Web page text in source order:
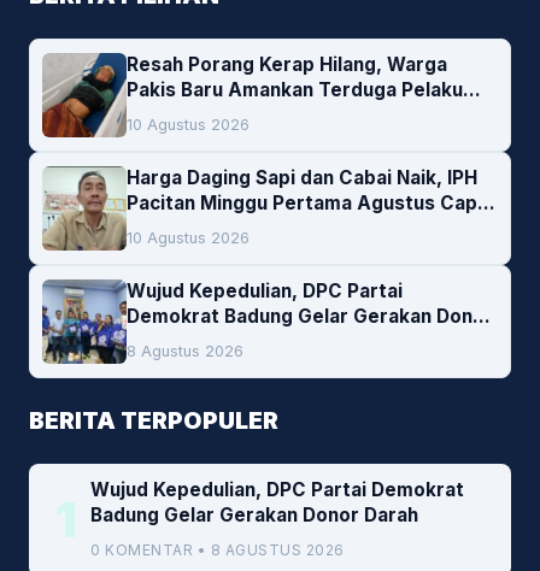
Resah Porang Kerap Hilang, Warga
Pakis Baru Amankan Terduga Pelaku
Pencurian
10 Agustus 2026
Harga Daging Sapi dan Cabai Naik, IPH
Pacitan Minggu Pertama Agustus Capai
1,66 Persen. Ini Penjelasan Kabag Ayub
10 Agustus 2026
Wujud Kepedulian, DPC Partai
Demokrat Badung Gelar Gerakan Donor
Darah
8 Agustus 2026
BERITA TERPOPULER
1
Wujud Kepedulian, DPC Partai Demokrat
Badung Gelar Gerakan Donor Darah
0 KOMENTAR • 8 AGUSTUS 2026